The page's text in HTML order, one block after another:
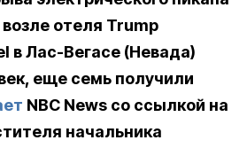
отеля Trump
в Лас-Вегасе (Невада)
еще семь получили
NBC News со ссылкой на
начальника